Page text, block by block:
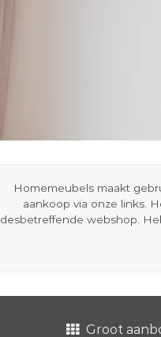
Homemeubels maakt
aankoop via onze links.
desbetreffende webshop.
Groot